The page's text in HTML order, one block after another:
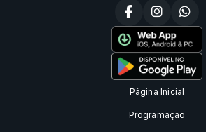
Página Inicial
Programação